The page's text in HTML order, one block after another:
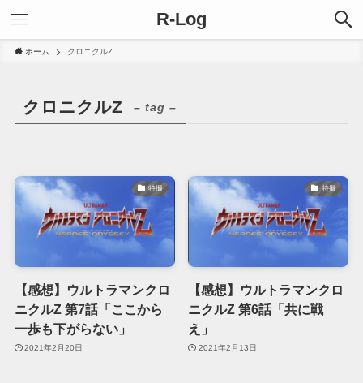
R-Log
ホーム クロニクルZ
クロニクルZ – tag –
特撮
【感想】ウルトラマンクロ
ニクルZ 第7話「ここから
一歩も下がらない」
2021年2月20日
特撮
【感想】ウルトラマンクロ
ニクルZ 第6話「共に戦
え」
2021年2月13日